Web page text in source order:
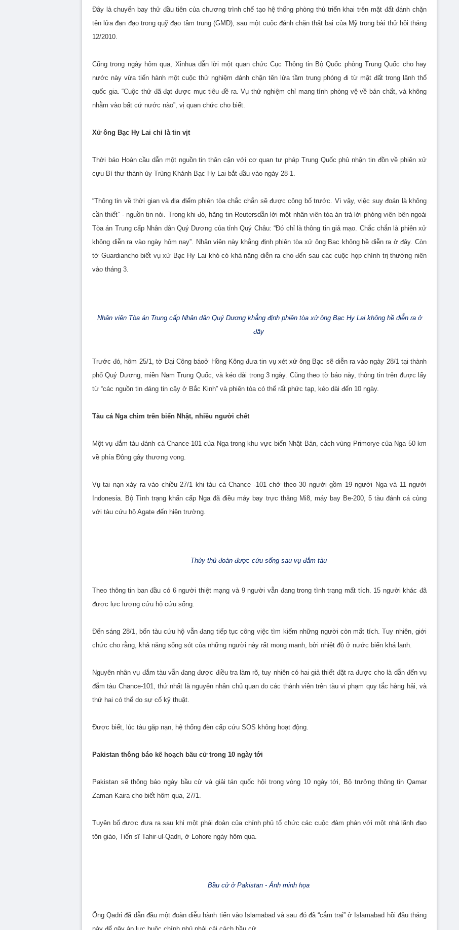
Đây là chuyến bay thử đầu tiên của chương trình chế tạo hệ thống phòng thủ triển khai trên mặt đất đánh chặn
tên lửa đạn đạo trong quỹ đạo tầm trung (GMD), sau một cuộc đánh chặn thất bại của Mỹ trong bài thử hồi tháng
12/2010.
Cũng trong ngày hôm qua, Xinhua dẫn lời một quan chức Cục Thông tin Bộ Quốc phòng Trung Quốc cho hay
nước này vừa tiến hành một cuộc thử nghiệm đánh chặn tên lửa tầm trung phóng đi từ mặt đất trong lãnh thổ
quốc gia. “Cuộc thử đã đạt được mục tiêu đề ra. Vụ thử nghiệm chỉ mang tính phòng vệ về bản chất, và không
nhằm vào bất cứ nước nào”, vị quan chức cho biết.
Xử ông Bạc Hy Lai chỉ là tin vịt
Thời báo Hoàn cầu dẫn một nguồn tin thân cận với cơ quan tư pháp Trung Quốc phủ nhận tin đồn về phiên xử
cựu Bí thư thành ủy Trùng Khánh Bạc Hy Lai bắt đầu vào ngày 28-1.
“Thông tin về thời gian và địa điểm phiên tòa chắc chắn sẽ được công bố trước. Vì vậy, việc suy đoán là không
cần thiết” - nguồn tin nói. Trong khi đó, hãng tin Reutersdẫn lời một nhân viên tòa án trả lời phóng viên bên ngoài
Tòa án Trung cấp Nhân dân Quý Dương của tỉnh Quý Châu: “Đó chỉ là thông tin giả mạo. Chắc chắn là phiên xử
không diễn ra vào ngày hôm nay”. Nhân viên này khẳng định phiên tòa xử ông Bạc không hề diễn ra ở đây. Còn
tờ Guardiancho biết vụ xử Bạc Hy Lai khó có khả năng diễn ra cho đến sau các cuộc họp chính trị thường niên
vào tháng 3.
Nhân viên Tòa án Trung cấp Nhân dân Quý Dương khẳng định phiên tòa xử ông Bạc Hy Lai không hề diễn ra ở
đây
Trước đó, hôm 25/1, tờ Đại Công báoở Hồng Kông đưa tin vụ xét xử ông Bạc sẽ diễn ra vào ngày 28/1 tại thành
phố Quý Dương, miền Nam Trung Quốc, và kéo dài trong 3 ngày. Cũng theo tờ báo này, thông tin trên được lấy
từ “các nguồn tin đáng tin cậy ở Bắc Kinh” và phiên tòa có thể rất phức tạp, kéo dài đến 10 ngày.
Tàu cá Nga chìm trên biển Nhật, nhiều người chết
Một vụ đắm tàu đánh cá Chance-101 của Nga trong khu vực biển Nhật Bản, cách vùng Primorye của Nga 50 km
về phía Đông gây thương vong.
Vụ tai nạn xảy ra vào chiều 27/1 khi tàu cá Chance -101 chở theo 30 người gồm 19 người Nga và 11 người
Indonesia. Bộ Tình trạng khẩn cấp Nga đã điều máy bay trực thăng Mi8, máy bay Be-200, 5 tàu đánh cá cùng
với tàu cứu hộ Agate đến hiện trường.
Thủy thủ đoàn được cứu sống sau vụ đắm tàu
Theo thông tin ban đầu có 6 người thiệt mạng và 9 người vẫn đang trong tình trạng mất tích. 15 người khác đã
được lực lượng cứu hộ cứu sống.
Đến sáng 28/1, bốn tàu cứu hộ vẫn đang tiếp tục công việc tìm kiếm những người còn mất tích. Tuy nhiên, giới
chức cho rằng, khả năng sống sót của những người này rất mong manh, bởi nhiệt độ ở nước biển khá lạnh.
Nguyên nhân vụ đắm tàu vẫn đang được điều tra làm rõ, tuy nhiên có hai giả thiết đặt ra được cho là dẫn đến vụ
đắm tàu Chance-101, thứ nhất là nguyên nhân chủ quan do các thành viên trên tàu vi phạm quy tắc hàng hải, và
thứ hai có thể do sự cố kỹ thuật.
Được biết, lúc tàu gặp nạn, hệ thống đèn cấp cứu SOS không hoạt động.
Pakistan thông báo kế hoạch bầu cử trong 10 ngày tới
Pakistan sẽ thông báo ngày bầu cử và giải tán quốc hội trong vòng 10 ngày tới, Bộ trưởng thông tin Qamar
Zaman Kaira cho biết hôm qua, 27/1.
Tuyên bố được đưa ra sau khi một phái đoàn của chính phủ tổ chức các cuộc đàm phán với một nhà lãnh đạo
tôn giáo, Tiến sĩ Tahir-ul-Qadri, ở Lohore ngày hôm qua.
Bầu cử ở Pakistan - Ảnh minh họa
Ông Qadri đã dẫn đầu một đoàn diễu hành tiến vào Islamabad và sau đó đã “cắm trại” ở Islamabad hồi đầu tháng